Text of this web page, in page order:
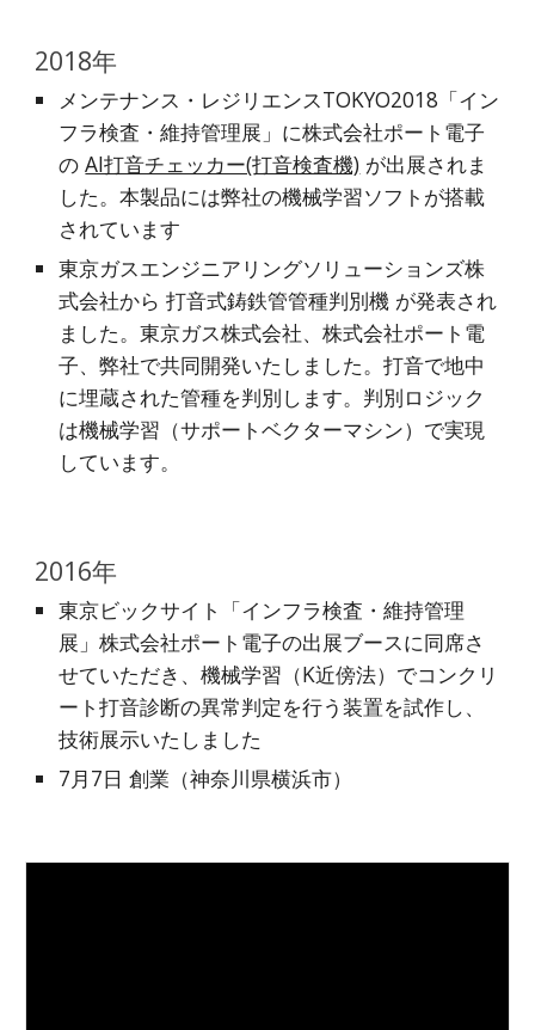
2018年
メンテナンス・レジリエンスTOKYO2018「イン
フラ検査・維持管理展」に株式会社ポート電子
の AI打音チェッカー(打音検査機) が出展されま
した。本製品には弊社の機械学習ソフトが搭載
されています
東京ガスエンジニアリングソリューションズ株
式会社から 打音式鋳鉄管管種判別機 が発表され
ました。東京ガス株式会社、株式会社ポート電
子、弊社で共同開発いたしました。打音で地中
に埋蔵された管種を判別します。判別ロジック
は機械学習（サポートベクターマシン）で実現
しています。
2016年
東京ビックサイト「インフラ検査・維持管理
展」株式会社ポート電子の出展ブースに同席さ
せていただき、機械学習（K近傍法）でコンクリ
ート打音診断の異常判定を行う装置を試作し、
技術展示いたしました
7月7日 創業（神奈川県横浜市）